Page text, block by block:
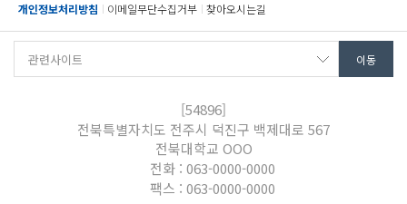
개인정보처리방침 이메일무단수집거부 찾아오시는길
[54896]
전북특별자치도 전주시 덕진구 백제대로 567
전북대학교 OOO
전화 : 063-0000-0000
팩스 : 063-0000-0000